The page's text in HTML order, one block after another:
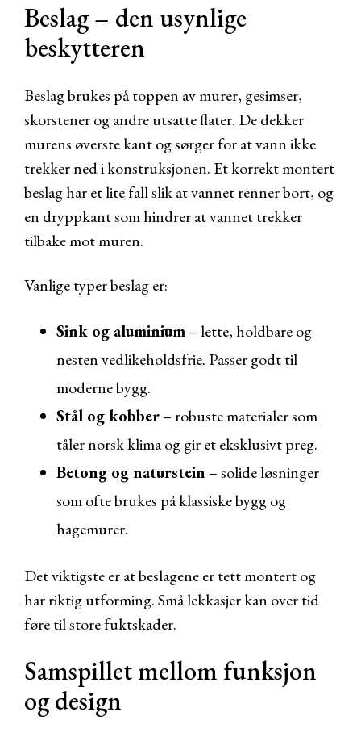
Beslag – den usynlige
beskytteren
Beslag brukes på toppen av murer, gesimser,
skorstener og andre utsatte flater. De dekker
murens øverste kant og sørger for at vann ikke
trekker ned i konstruksjonen. Et korrekt montert
beslag har et lite fall slik at vannet renner bort, og
en dryppkant som hindrer at vannet trekker
tilbake mot muren.
Vanlige typer beslag er:
Sink og aluminium– lette, holdbare og
nesten vedlikeholdsfrie. Passer godt til
moderne bygg.
Stål og kobber– robuste materialer som
tåler norsk klima og gir et eksklusivt preg.
Betong og naturstein – solide løsninger
som ofte brukes på klassiske bygg og
hagemurer.
Det viktigste er at beslagene er tett montert og
har riktig utforming. Små lekkasjer kan over tid
føre til store fuktskader.
Samspillet mellom funksjon
og design